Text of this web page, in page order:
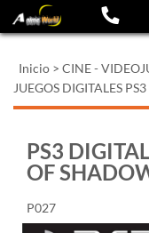
Inicio > CINE -
JUEGOS DIGITALES
PS3
OF
P027